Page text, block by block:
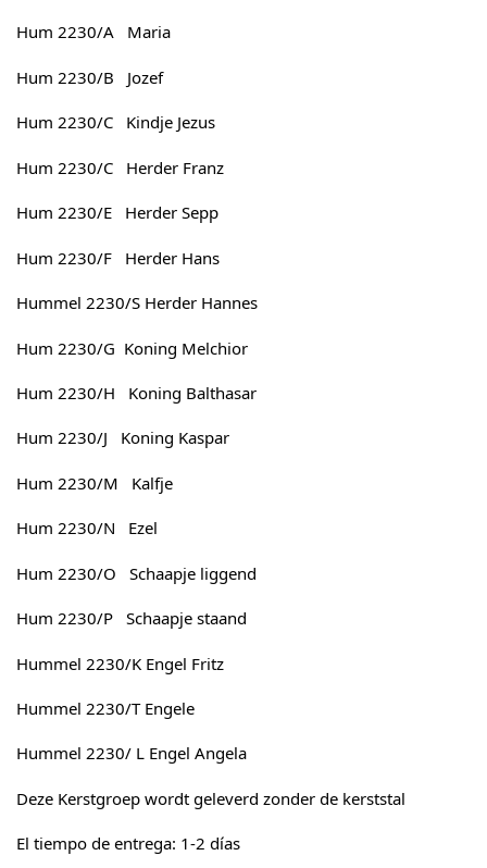
Hum 2230/A Maria
Hum 2230/B Jozef
Hum 2230/C Kindje Jezus
Hum 2230/C Herder Franz
Hum 2230/E Herder Sepp
Hum 2230/F Herder Hans
Hummel 2230/S Herder Hannes
Hum 2230/G Koning Melchior
Hum 2230/H Koning Balthasar
Hum 2230/J Koning Kaspar
Hum 2230/M Kalfje
Hum 2230/N Ezel
Hum 2230/O Schaapje liggend
Hum 2230/P Schaapje staand
Hummel 2230/K Engel Fritz
Hummel 2230/T Engele
Hummel 2230/ L Engel Angela
Deze Kerstgroep wordt geleverd zonder de kerststal
El tiempo de entrega: 1-2 días